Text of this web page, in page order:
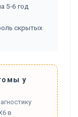
5-6 год
скрытых
у
в